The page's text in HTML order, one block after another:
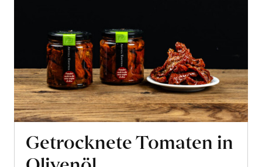
Getrocknete Tomaten in